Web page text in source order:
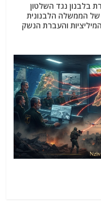
בלבנון נגד השלטון
של הממשלה הלבנונית
והעברת הנשק